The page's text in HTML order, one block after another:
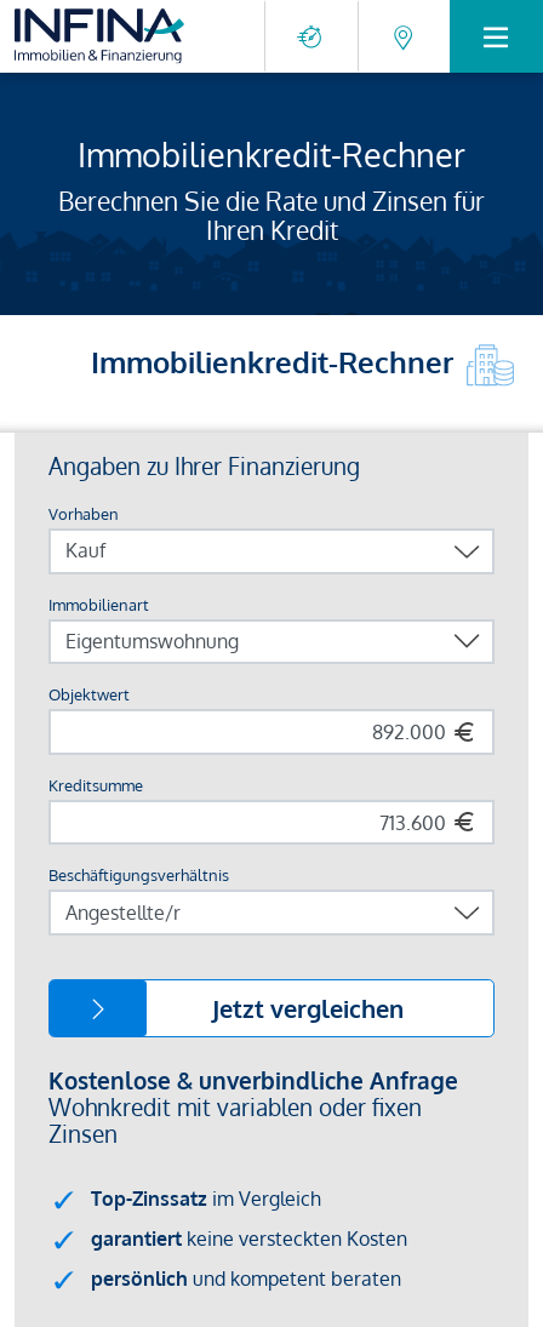
Immobilienkredit-Rechner
Berechnen Sie die Rate und Zinsen für
Ihren Kredit
Immobilienkredit-Rechner